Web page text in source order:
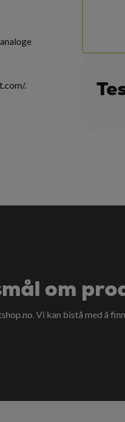
.com/.
om
. Vi kan bistå med å